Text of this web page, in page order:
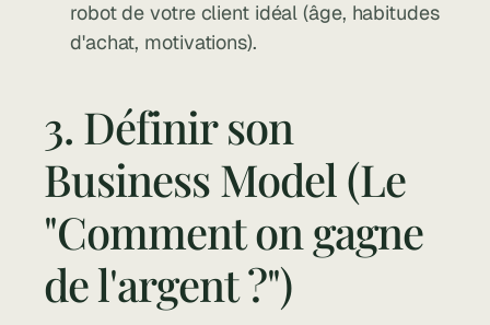
robot de votre client idéal (âge, habitudes
d'achat, motivations).
3. Définir son
Business Model (Le
"Comment on gagne
de l'argent ?")